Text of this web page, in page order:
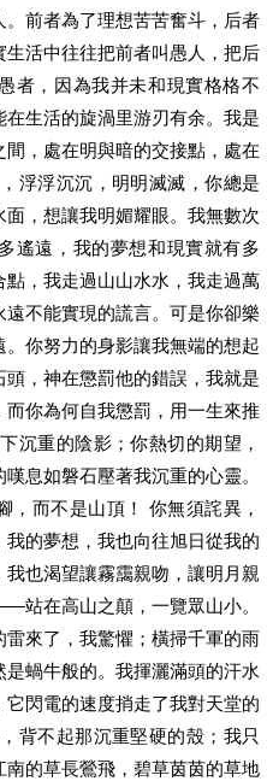
前者為了理想苦苦奮斗，后者
活中往往把前者叫愚人，把后
者，因為我并未和現實格格不
生活的旋渦里游刃有余。我是
，處在明與暗的交接點，處在
浮浮沉沉，明明滅滅，你總是
，想讓我明媚耀眼。我無數次
遙遠，我的夢想和現實就有多
，我走過山山水水，我走過萬
不能實現的謊言。可是你卻樂
你努力的身影讓我無端的想起
，神在懲罰他的錯誤，我就是
你為何自我懲罰，用一生來推
沉重的陰影；你熱切的期望，
息如磐石壓著我沉重的心靈。
，而不是山頂！ 你無須詫異，
的夢想，我也向往旭日從我的
也渴望讓霧靄親吻，讓明月親
站在高山之顛，一覽眾山小。
來了，我驚懼；橫掃千軍的雨
蝸牛般的。我揮灑滿頭的汗水
閃電的速度捎走了我對天堂的
背不起那沉重堅硬的殼；我只
的草長鶯飛，碧草茵茵的草地